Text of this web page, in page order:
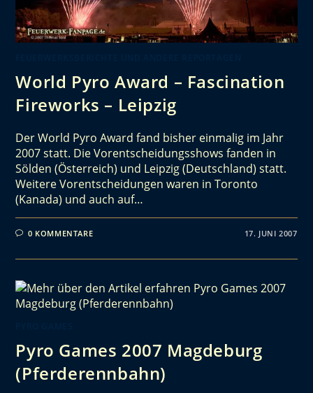
World Pyro Award – Fascination
Fireworks – Leipzig
Der World Pyro Award fand bisher einmalig im Jahr
2007 statt. Die Vorentscheidungsshows fanden in
Sölden (Österreich) und Leipzig (Deutschland) statt.
Weitere Vorentscheidungen waren in Toronto
(Kanada) und auch auf…
0 KOMMENTARE 17. JUNI 2007
Pyro Games 2007 Magdeburg
(Pferderennbahn)